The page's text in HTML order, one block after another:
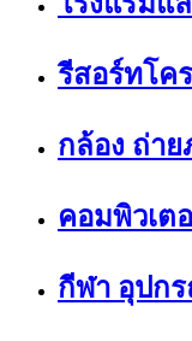
รีสอร์ทโค
กล้อง ถ่าย
คอมพิวเต
กีฬา อุปก